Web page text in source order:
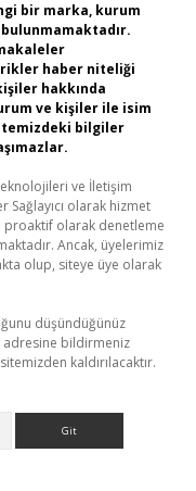
bir marka, kurum
haber niteliği
hakkında
ve kişiler ile isim
bilgiler
ve İletişim
Sağlayıcı olarak hizmet
proaktif olarak denetleme
Ancak, üyelerimiz
olup, siteye üye olarak
düşündüğünüz
adresine bildirmeniz
kaldırılacaktır.